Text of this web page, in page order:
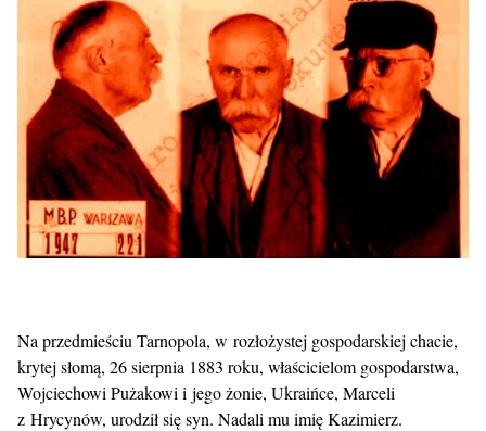
Na przedmieściu Tarnopola, w rozłożystej gospodarskiej chacie,
krytej słomą, 26 sierpnia 1883 roku, właścicielom gospodarstwa,
Wojciechowi Pużakowi i jego żonie, Ukraińce, Marceli
z Hrycynów, urodził się syn. Nadali mu imię Kazimierz.